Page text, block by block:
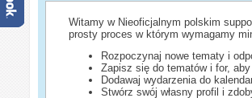
Witamy w Nieoficjalnym polskim
prosty proces w którym wymagamy
Rozpoczynaj nowe tematy i
Zapisz się do tematów i for,
Dodawaj wydarzenia do
Stwórz swój własny profil i